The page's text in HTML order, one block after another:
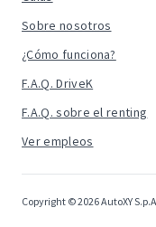
Sobre nosotros
¿Cómo funciona?
F.A.Q. DriveK
F.A.Q. sobre el renting
Ver empleos
Copyright © 2026 AutoXY